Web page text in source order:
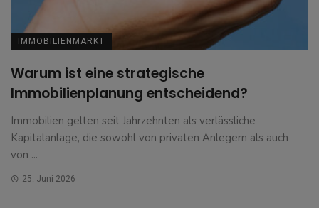
IMMOBILIENMARKT
Warum ist eine strategische
Immobilienplanung entscheidend?
Immobilien gelten seit Jahrzehnten als verlässliche
Kapitalanlage, die sowohl von privaten Anlegern als auch
von ...
25. Juni 2026